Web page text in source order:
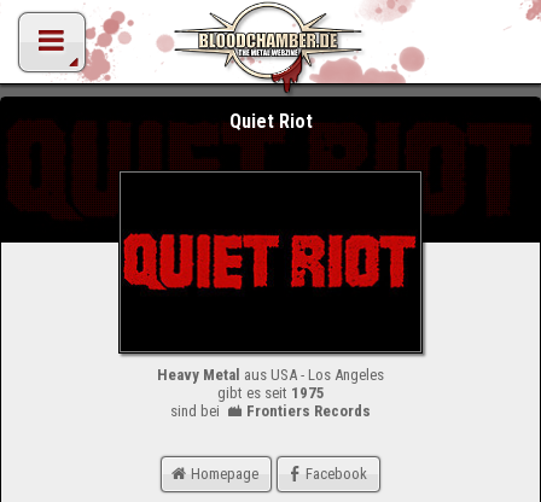
Quiet Riot
Heavy Metal aus USA - Los Angeles
gibt es seit 1975
sind bei
Frontiers Records
Homepage Facebook